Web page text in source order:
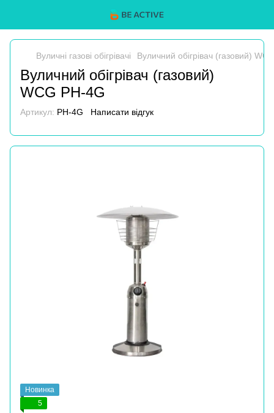
Вуличні газові обігрівачі Вуличний обігрівач (газовий)
Вуличний обігрівач (газовий)
WCG PH-4G
Артикул: PH-4G Написати відгук
Новинка
5